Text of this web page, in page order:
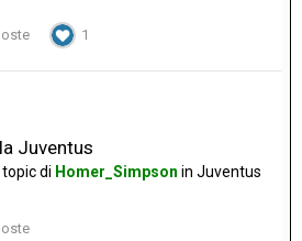
1
Juventus
di Homer_Simpson in Juventus